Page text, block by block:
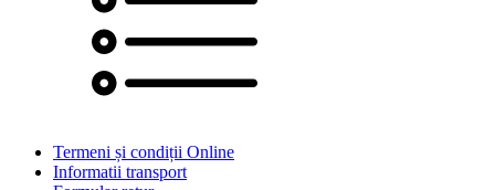
Termeni și condiții Online
Informatii transport